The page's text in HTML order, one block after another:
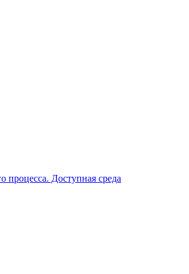
процесса. Доступная среда